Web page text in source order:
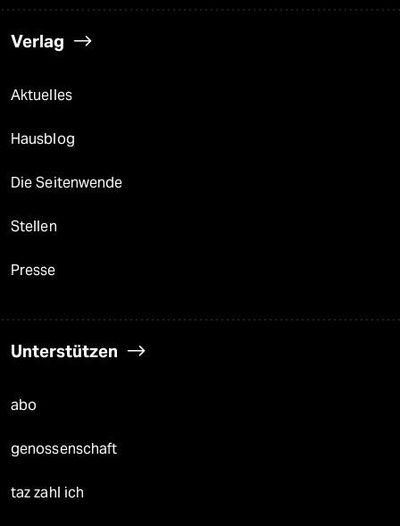
Verlag
Aktuelles
Hausblog
Die Seitenwende
Stellen
Presse
Unterstützen
abo
genossenschaft
taz zahl ich